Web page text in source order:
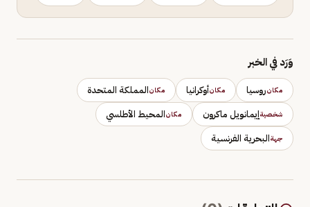
وَرَد في الخبر
مكانروسيا مكانأوكرانيا مكانالمملكة المتحدة
شخصيةإيمانويل ماكرون مكانالمحيط الأطلسي
جهةالبحرية الفرنسية